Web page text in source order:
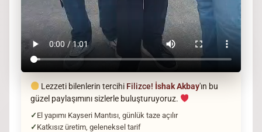
Lezzeti bilenlerin tercihi Filizce! İshak Akbay'ın bu
güzel paylaşımını sizlerle buluşturuyoruz.
El yapımı Kayseri Mantısı, günlük taze açılır
Katkısız üretim, geleneksel tarif